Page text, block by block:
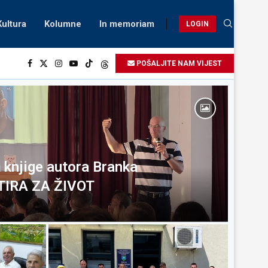
Kolumne In memoriam LOGIN
POŠALJITE NAM VIJEST
autora Branka
ZA ŽIVOT